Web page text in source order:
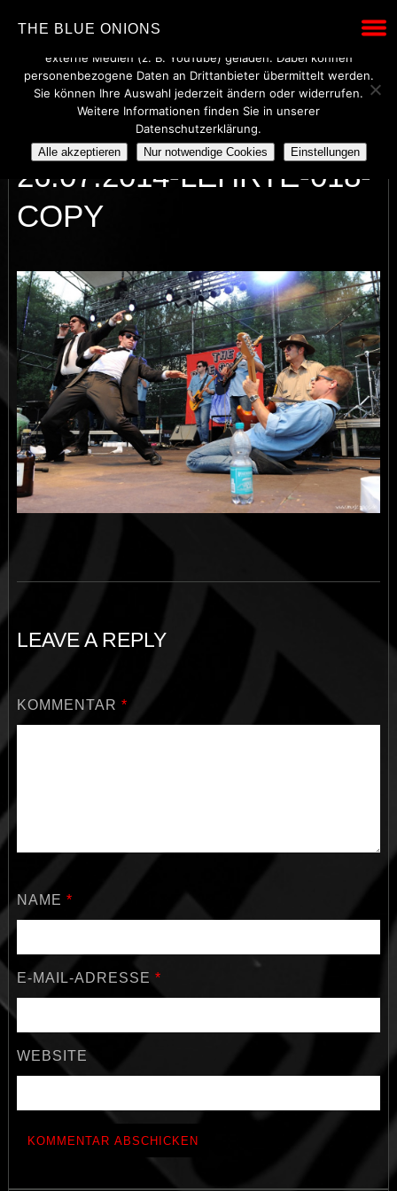
THE BLUE ONIONS
THE-BLUE-ONIONS-
26.07.2014-LEHRTE-018-
COPY
LEAVE A REPLY
KOMMENTAR *
NAME *
E-MAIL-ADRESSE *
WEBSITE
Wir verwenden technisch notwendige Cookies, um den Betrieb
dieser Website sicherzustellen. Mit Ihrer Einwilligung werden
externe Medien (z. B. YouTube) geladen. Dabei können
personenbezogene Daten an Drittanbieter übermittelt werden.
Sie können Ihre Auswahl jederzeit ändern oder widerrufen.
Weitere Informationen finden Sie in unserer
Datenschutzerklärung.
Alle akzeptieren Nur notwendige Cookies Einstellungen